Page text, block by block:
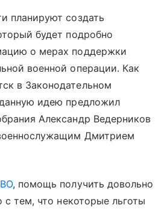
планируют создать
будет подробно
о мерах поддержки
военной операции. Как
в Законодательном
идею предложил
Александр Ведерников
Дмитрием
, помощь получить довольно
с тем, что некоторые льготы